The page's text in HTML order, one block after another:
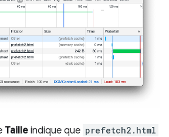
Taille indique que prefetch2.html